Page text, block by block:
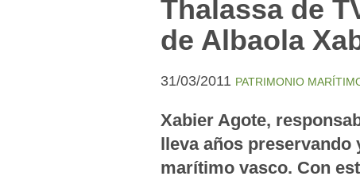
Thalassa de
de Albaola
31/03/2011 PATRIMONIO
Xabier Agote,
lleva años
marítimo vasco. Con